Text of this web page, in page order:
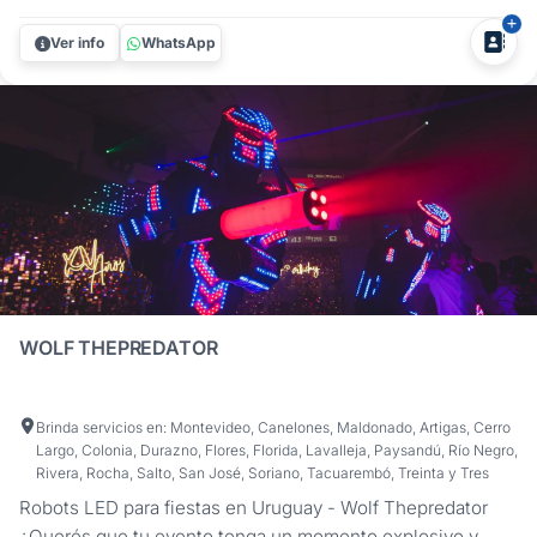
impresionar y unir a tus invitados de manera memorable.
Perfecto para todo tipo de eventos y encuentros. Harry
Scott es un experto en...
Ver info WhatsApp
WOLF THEPREDATOR
Brinda servicios en: Montevideo, Canelones, Maldonado, Artigas, Cerro
Largo, Colonia, Durazno, Flores, Florida, Lavalleja, Paysandú, Río Negro,
Rivera, Rocha, Salto, San José, Soriano, Tacuarembó, Treinta y Tres
Robots LED para fiestas en Uruguay - Wolf Thepredator